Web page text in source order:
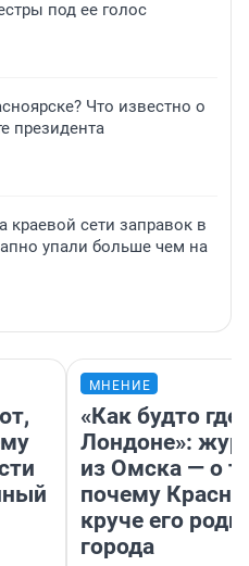
под ее голос
Что известно о
президента
краевой сети заправок в
упали больше чем на
МНЕНИЕ
«Как будто
Лондоне»:
из Омска — о
почему
круче его
города